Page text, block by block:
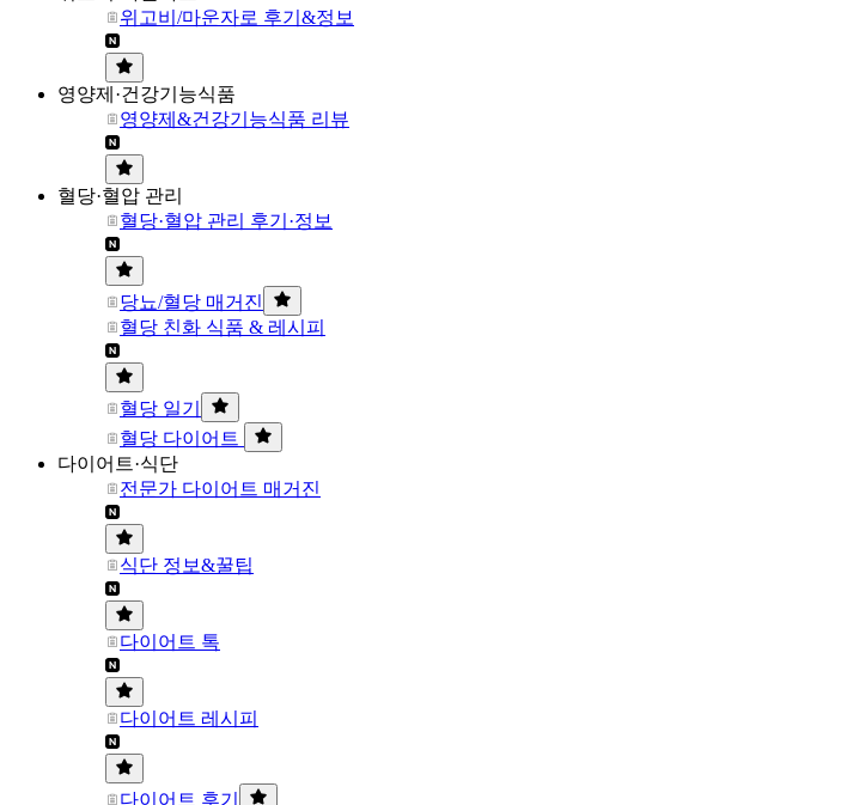
위고비/마운자로 후기&정보
영양제·건강기능식품
영양제&건강기능식품 리뷰
혈당·혈압 관리
혈당·혈압 관리 후기·정보
당뇨/혈당 매거진
혈당 친화 식품 & 레시피
혈당 일기
혈당 다이어트
다이어트·식단
전문가 다이어트 매거진
식단 정보&꿀팁
다이어트 톡
다이어트 레시피
다이어트 후기